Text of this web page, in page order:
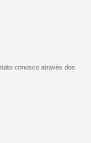
conosco através dos